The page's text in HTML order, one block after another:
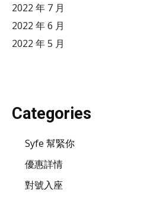
2022 年 7 月
2022 年 6 月
2022 年 5 月
Categories
Syfe 幫緊你
優惠詳情
對號入座